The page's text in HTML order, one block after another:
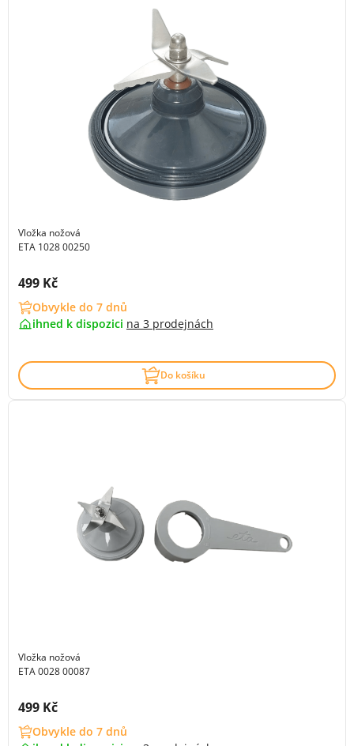
Vložka nožová
ETA 1028 00250
Cena s DPH:
499 Kč
Obvykle do 7 dnů
ihned k dispozici na 3 prodejnách
Do košíku
Vložka nožová
ETA 0028 00087
Cena s DPH:
499 Kč
Obvykle do 7 dnů